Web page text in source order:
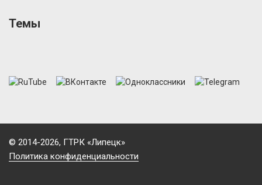
Темы
© 2014-2026, ГТРК «Липецк»
Политика конфиденциальности